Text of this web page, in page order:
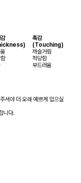
촉감
(Touching)
까슬거림
적당함
부드러움
셔야 더 오래 예쁘게 입으실
니다.